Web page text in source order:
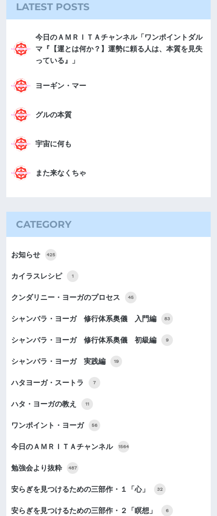
LATEST POSTS
今日のＡＭＲＩＴＡチャンネル「ワンポイントダル
マ『【運とは何か？】運勢に頼る人は、本質を見失
っている』」
ヨーギン・マー
グルの本質
宇宙に何も
また来なくちゃ
CATEGORY
お知らせ 425
カイラスレシピ 1
クンダリニー・ヨーガのプロセス 45
シャンバラ・ヨーガ 修行体系奥儀 入門編 83
シャンバラ・ヨーガ 修行体系奥儀 初級編 9
シャンバラ・ヨーガ 実践編 19
ハタヨーガ・スートラ 7
ハタ・ヨーガの教え 11
ワンポイント・ヨーガ 56
今日のＡＭＲＩＴＡチャンネル 1564
勉強会より抜粋 487
安らぎを見つけるための三部作・１「心」 32
安らぎを見つけるための三部作・２「瞑想」 6